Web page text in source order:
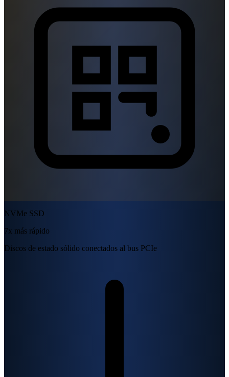
NVMe SSD
7x más rápido
Discos de estado sólido conectados al bus PCIe